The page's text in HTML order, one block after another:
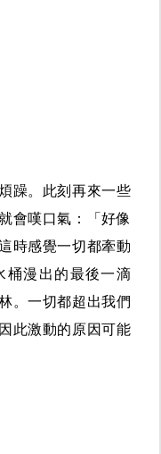
躁。此刻再來一些
會嘆口氣：「好像
時感覺一切都牽動
桶漫出的最後一滴
。一切都超出我們
此激動的原因可能